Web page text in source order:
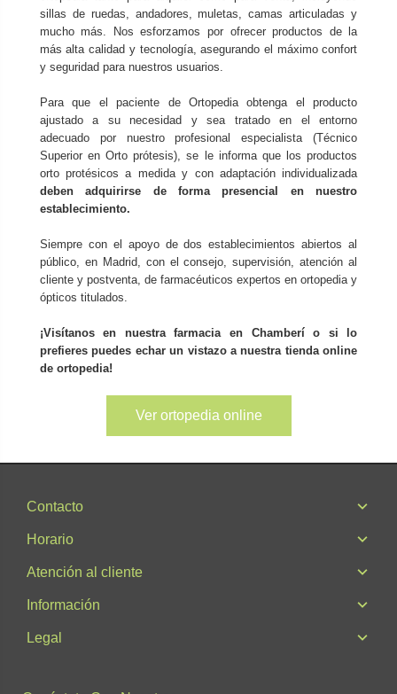
sillas de ruedas, andadores, muletas, camas articuladas y
mucho más. Nos esforzamos por ofrecer productos de la
más alta calidad y tecnología, asegurando el máximo confort
y seguridad para nuestros usuarios.
Para que el paciente de Ortopedia obtenga el producto
ajustado a su necesidad y sea tratado en el entorno
adecuado por nuestro profesional especialista (Técnico
Superior en Orto prótesis), se le informa que los productos
orto protésicos a medida y con adaptación individualizada
deben adquirirse de forma presencial en nuestro
establecimiento.
Siempre con el apoyo de dos establecimientos abiertos al
público, en Madrid, con el consejo, supervisión, atención al
cliente y postventa, de farmacéuticos expertos en ortopedia y
ópticos titulados.
¡Visítanos en nuestra farmacia en Chamberí o si lo
prefieres puedes echar un vistazo a nuestra tienda online
de ortopedia!
Ver ortopedia online
Contacto
Horario
Atención al cliente
Información
Legal